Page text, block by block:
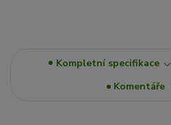
Kompletní specifikace
Komentáře